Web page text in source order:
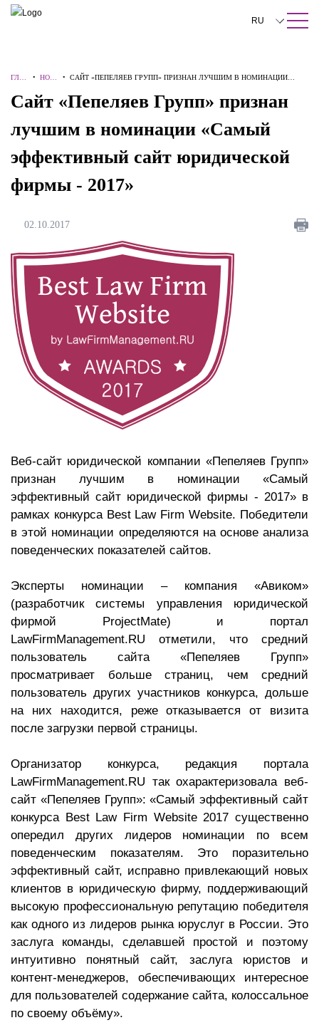
ПОИСК ПО САЙТУ Закрыть
RU
中文
한국어
Deutsch
Italiano
Français
ГЛА
Я
•НОВ
И
•САЙТ «ПЕПЕЛЯЕВ ГРУПП» ПРИЗНАН ЛУЧШИМ В НОМИНАЦИИ
Сайт «Пепеляев Групп» признан
лучшим в номинации «Самый
эффективный сайт юридической
фирмы - 2017»
02.10.2017
Веб-сайт юридической компании «Пепеляев Групп»
признан лучшим в номинации «Самый
эффективный сайт юридической фирмы - 2017» в
рамках конкурса Best Law Firm Website. Победители
в этой номинации определяются на основе анализа
поведенческих показателей сайтов.
Эксперты номинации – компания «Авиком»
(разработчик системы управления юридической
фирмой ProjectMate) и портал
LawFirmManagement.RU отметили, что средний
пользователь сайта «Пепеляев Групп»
просматривает больше страниц, чем средний
пользователь других участников конкурса, дольше
на них находится, реже отказывается от визита
после загрузки первой страницы.
Организатор конкурса, редакция портала
LawFirmManagement.RU так охарактеризовала веб-
сайт «Пепеляев Групп»: «Самый эффективный сайт
конкурса Best Law Firm Website 2017 существенно
опередил других лидеров номинации по всем
поведенческим показателям. Это поразительно
эффективный сайт, исправно привлекающий новых
клиентов в юридическую фирму, поддерживающий
высокую профессиональную репутацию победителя
как одного из лидеров рынка юруслуг в России. Это
заслуга команды, сделавшей простой и поэтому
интуитивно понятный сайт, заслуга юристов и
контент-менеджеров, обеспечивающих интересное
для пользователей содержание сайта, колоссальное
по своему объёму».